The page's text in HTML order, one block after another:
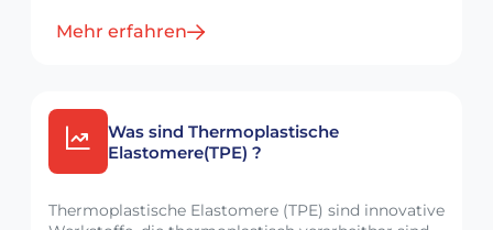
Mehr erfahren
Was sind Thermoplastische
Elastomere(TPE) ?
Thermoplastische Elastomere (TPE) sind innovative